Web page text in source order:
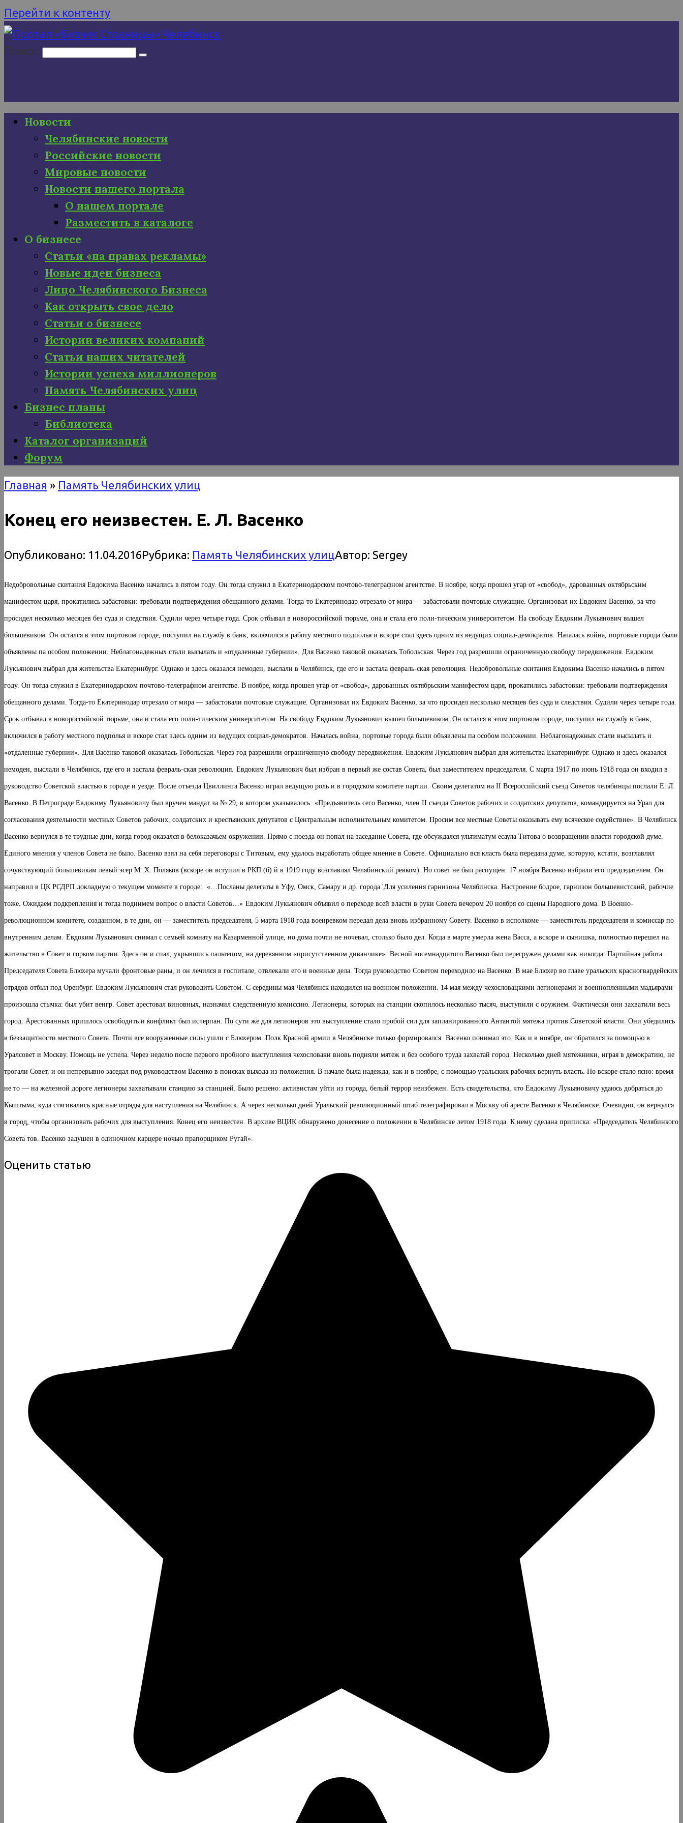
Перейти к контенту
Поиск:
Новости
Челябинские новости
Российские новости
Мировые новости
Новости нашего портала
О нашем портале
Разместить в каталоге
О бизнесе
Статьи «на правах рекламы»
Новые идеи бизнеса
Лицо Челябинского Бизнеса
Как открыть свое дело
Статьи о бизнесе
Истории великих компаний
Статьи наших читателей
Истории успеха миллионеров
Память Челябинских улиц
Бизнес планы
Библиотека
Каталог организаций
Форум
Главная » Память Челябинских улиц
Конец его неизвестен. Е. Л. Васенко
Опубликовано: 11.04.2016Рубрика: Память Челябинских улицАвтор: Sergey
Недобровольные скитания Евдокима Васенко начались в пятом году. Он тогда служил в Екатеринодарском почтово-телеграфном агентстве. В ноябре, когда прошел угар от «свобод», дарованных октябрьским
манифестом царя, прокатились забастовки: требовали подтверждения обещанного делами. Тогда-то Екатеринодар отрезало от мира — забастовали почтовые служащие. Организовал их Евдоким Васенко, за что
просидел несколько месяцев без суда и следствия. Судили через четыре года. Срок отбывал в новороссийской тюрьме, она и стала его поли-тическим университетом. На свободу Евдоким Лукьянович вышел
большевиком. Он остался в этом портовом городе, поступил на службу в банк, включился в работу местного подполья и вскоре стал здесь одним из ведущих социал-демократов. Началась война, портовые города были
объявлены па особом положении. Неблагонадежных стали высылать и «отдаленные губернии». Для Васенко таковой оказалась Тобольская. Через год разрешили ограниченную свободу передвижения. Евдоким
Лукьянович выбрал для жительства Екатеринбург. Однако и здесь оказался немоден, выслали в Челябинск, где его и застала февраль-ская революция. Недобровольные скитания Евдокима Васенко начались в пятом
году. Он тогда служил в Екатеринодарском почтово-телеграфном агентстве. В ноябре, когда прошел угар от «свобод», дарованных октябрьским манифестом царя, прокатились забастовки: требовали подтверждения
обещанного делами. Тогда-то Екатеринодар отрезало от мира — забастовали почтовые служащие. Организовал их Евдоким Васенко, за что просидел несколько месяцев без суда и следствия. Судили через четыре года.
Срок отбывал в новороссийской тюрьме, она и стала его поли-тическим университетом. На свободу Евдоким Лукьянович вышел большевиком. Он остался в этом портовом городе, поступил на службу в банк,
включился в работу местного подполья и вскоре стал здесь одним из ведущих социал-демократов. Началась война, портовые города были объявлены па особом положении. Неблагонадежных стали высылать и
«отдаленные губернии». Для Васенко таковой оказалась Тобольская. Через год разрешили ограниченную свободу передвижения. Евдоким Лукьянович выбрал для жительства Екатеринбург. Однако и здесь оказался
немоден, выслали в Челябинск, где его и застала февраль-ская революция. Евдоким Лукьянович был избран в первый же состав Совета, был заместителем председателя. С марта 1917 по июнь 1918 года он входил в
руководство Советской властью в городе и уезде. После отъезда Цвиллинга Васенко играл ведущую роль и в городском комитете партии. Своим делегатом на II Всероссийский съезд Советов челябинцы послали Е. Л.
Васенко. В Петрограде Евдокиму Лукьяновичу был вручен мандат за № 29, в котором указывалось: «Предъявитель сего Васенко, член II съезда Советов рабочих и солдатских депутатов, командируется на Урал для
согласования деятельности местных Советов рабочих, солдатских и крестьянских депутатов с Центральным исполнительным комитетом. Просим все местные Советы оказывать ему всяческое содействие». В Челябинск
Васенко вернулся в те трудные дни, когда город оказался в белоказачьем окружении. Прямо с поезда он попал на заседание Совета, где обсуждался ультиматум есаула Титова о возвращении власти городской думе.
Единого мнения у членов Совета не было. Васенко взял на себя переговоры с Титовым, ему удалось выработать общее мнение в Совете. Официально вся класть была передана думе, которую, кстати, возглавлял
сочувствующий большевикам левый эсер М. X. Поляков (вскоре он вступил в РКП (б) й в 1919 году возглавлял Челябинский ревком). Но совет не был распущен. 17 ноября Васенко избрали его председателем. Он
направил в ЦК РСДРП докладную о текущем моменте в городе: «…Посланы делегаты в Уфу, Омск, Самару и др. города 'Для усиления гарнизона Челябинска. Настроение бодрое, гарнизон большевистский, рабочие
тоже. Ожидаем подкрепления и тогда поднимем вопрос о власти Советов…» Евдоким Лукьянович объявил о переходе всей власти в руки Совета вечером 20 ноября со сцены Народного дома. В Военно-
революционном комитете, созданном, в те дни, он — заместитель председателя, 5 марта 1918 года военревком передал дела вновь избранному Совету. Васенко в исполкоме — заместитель председателя и комиссар по
внутренним делам. Евдоким Лукьянович снимал с семьей комнату на Казарменной улице, но дома почти не ночевал, столько было дел. Когда в марте умерла жена Васса, а вскоре и сынишка, полностью перешел на
жительство в Совет и горком партии. Здесь он и спал, укрывшись пальтецом, на деревянном «присутственном диванчике». Весной восемнадцатого Васенко был перегружен делами как никогда. Партийная работа.
Председателя Совета Блюхера мучали фронтовые раны, и он лечился в госпитале, отвлекали его и военные дела. Тогда руководство Советом переходило на Васенко. В мае Блюхер во главе уральских красногвардейских
отрядов отбыл под Оренбург. Евдоким Лукьянович стал руководить Советом. С середины мая Челябинск находился на военном положении. 14 мая между чехословацкими легионерами и военнопленными мадьярами
произошла стычка: был убит венгр. Совет арестовал виновных, назначил следственную комиссию. Легионеры, которых на станции скопилось несколько тысяч, выступили с оружием. Фактически они захватили весь
город. Арестованных пришлось освободить и конфликт был исчерпан. По сути же для легионеров это выступление стало пробой сил для запланированного Антантой мятежа против Советской власти. Они убедились
в беззащитности местного Совета. Почти все вооруженные силы ушли с Блюхером. Полк Красной армии в Челябинске только формировался. Васенко понимал это. Как и в ноябре, он обратился за помощью в
Уралсовет и Москву. Помощь не успела. Через неделю после первого пробного выступления чехословаки вновь подняли мятеж и без особого труда захватай город. Несколько дней мятежники, играя в демократию, не
трогали Совет, и он непрерывно заседал под руководством Васенко в поисках выхода из положения. В начале была надежда, как и в ноябре, с помощью уральских рабочих вернуть власть. Но вскоре стало ясно: время
не то — на железной дороге легионеры захватывали станцию за станцией. Было решено: активистам уйти из города, белый террор неизбежен. Есть свидетельства, что Евдокиму Лукьяновичу удаюсь добраться до
Кыштыма, куда стягивались красные отряды для наступления на Челябинск. А через несколько дней Уральский революционный штаб телеграфировал в Москву об аресте Васенко в Челябинске. Очевидно, он вернулся
в город, чтобы организовать рабочих для выступления. Конец его неизвестен. В архиве ВЦИК обнаружено донесение о положении в Челябинске летом 1918 года. К нему сделана приписка: «Председатель Челябинкого
Совета тов. Васенко задушен в одиночном карцере ночью прапорщиком Ругай».
Оценить статью